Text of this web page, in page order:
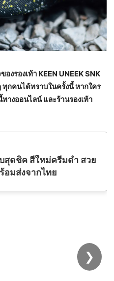
งรองเท้า KEEN UNEEK SNK
ทุกคนได้ทราบในครั้งนี้ หากใคร
างออนไลน์ และร้านรองเท้า
❯